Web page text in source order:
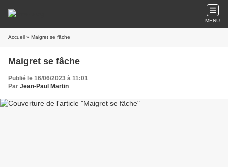
MENU
Accueil » Maigret se fâche
Maigret se fâche
Publié le 16/06/2023 à 11:01
Par Jean-Paul Martin